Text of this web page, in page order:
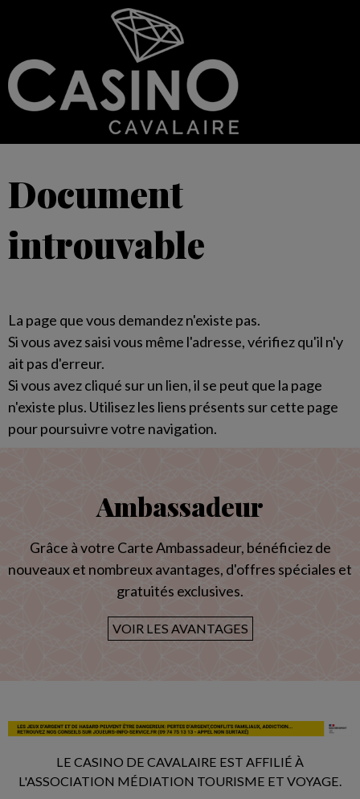
Document
introuvable
La page que vous demandez n'existe pas.
Si vous avez saisi vous même l'adresse, vérifiez qu'il n'y
ait pas d'erreur.
Si vous avez cliqué sur un lien, il se peut que la page
n'existe plus. Utilisez les liens présents sur cette page
pour poursuivre votre navigation.
Ambassadeur
Grâce à votre Carte Ambassadeur, bénéficiez de
nouveaux et nombreux avantages, d'offres spéciales et
gratuités exclusives.
VOIR LES AVANTAGES
LE CASINO DE CAVALAIRE EST AFFILIÉ À
L'ASSOCIATION MÉDIATION TOURISME ET VOYAGE.